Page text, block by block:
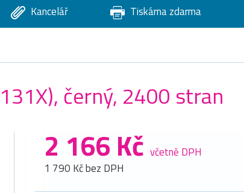
Kancelář Tiskárna zdarma
černý, 2400 stran
2 166 Kč včetně DPH
1 790 Kč bez DPH